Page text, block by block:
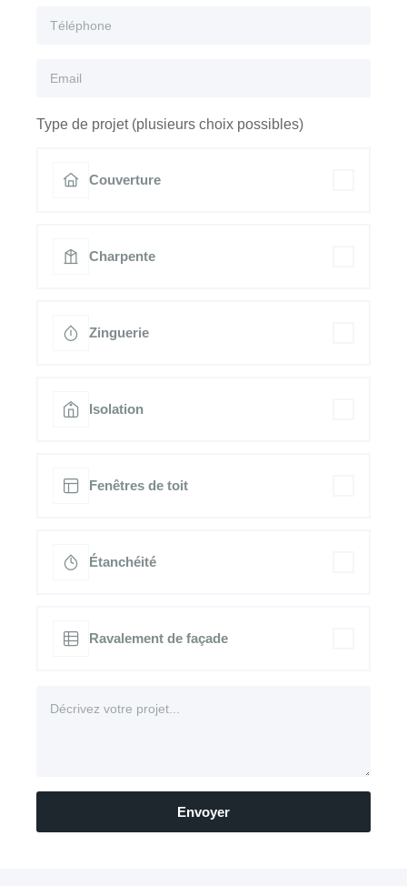
Type de projet (plusieurs choix possibles)
Couverture
Charpente
Zinguerie
Isolation
Fenêtres de toit
Étanchéité
Ravalement de façade
Envoyer